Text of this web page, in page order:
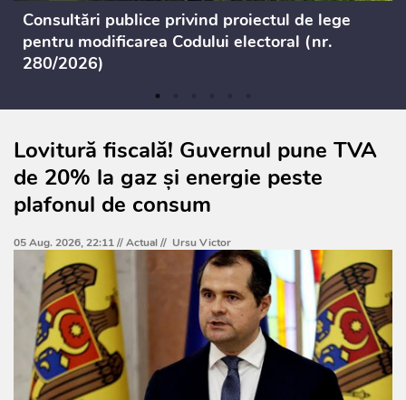
Consultări publice privind proiectul de lege
pentru modificarea Codului electoral (nr.
280/2026)
Lovitură fiscală! Guvernul pune TVA
de 20% la gaz și energie peste
plafonul de consum
05 Aug. 2026, 22:11 //Actual// Ursu Victor